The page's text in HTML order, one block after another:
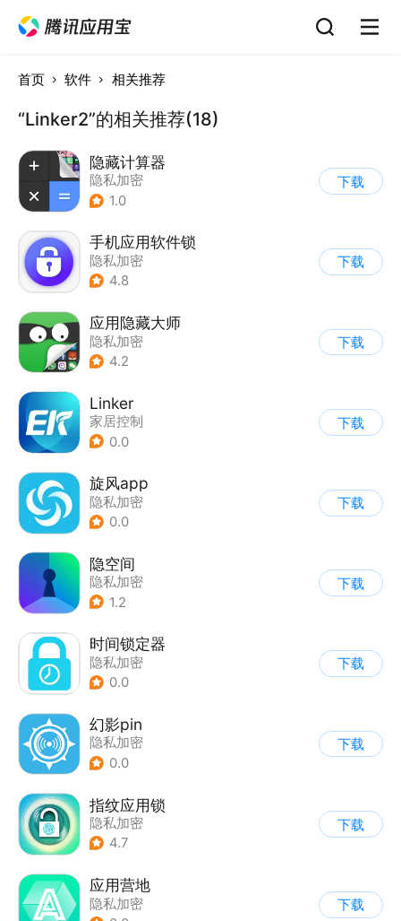
首页 软件 相关推荐
“Linker2”的相关推荐(18)
隐藏计算器
隐私加密
1.0
下载
手机应用软件锁
隐私加密
4.8
下载
应用隐藏大师
隐私加密
4.2
下载
Linker
家居控制
0.0
下载
旋风app
隐私加密
0.0
下载
隐空间
隐私加密
1.2
下载
时间锁定器
隐私加密
0.0
下载
幻影pin
隐私加密
0.0
下载
指纹应用锁
隐私加密
4.7
下载
应用营地
隐私加密
下载